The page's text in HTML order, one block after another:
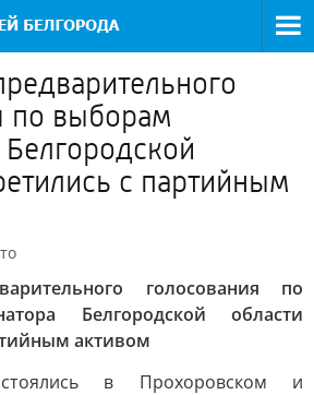
по выборам
Белгородской
с партийным
голосования по
Белгородской области
активом
в Прохоровском и